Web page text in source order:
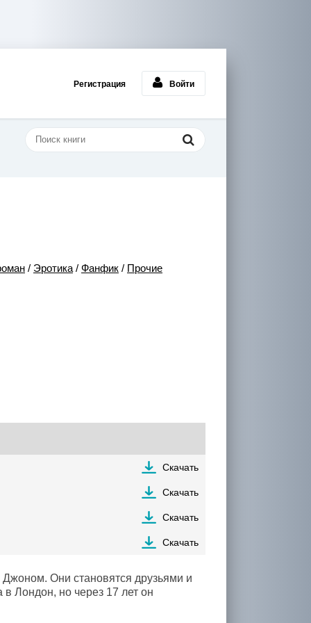
Регистрация Войти
/ Эротика / Фанфик / Прочие
Скачать
Скачать
Скачать
Скачать
Джоном. Они становятся друзьями и
в Лондон, но через 17 лет он